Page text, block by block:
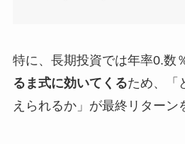
特に、長期投資では年率0.数
るま式に効いてくるため、「
えられるか」が最終リターン